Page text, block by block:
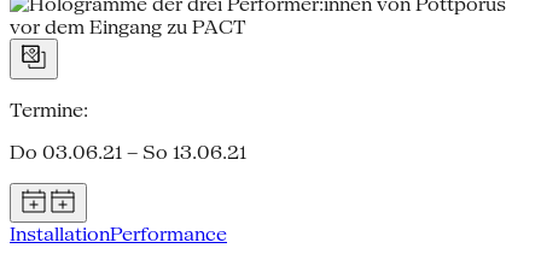
Termine:
Do 03.06.21 – So 13.06.21
InstallationPerformance